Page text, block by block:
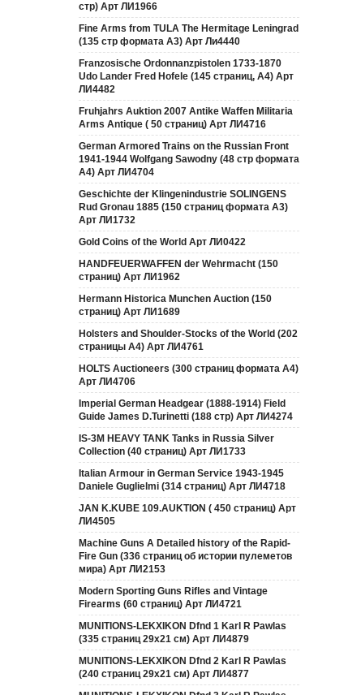
стр) Арт ЛИ1966
Fine Arms from TULA The Hermitage Leningrad
(135 стр формата А3) Арт Ли4440
Franzosische Ordonnanzpistolen 1733-1870
Udo Lander Fred Hofele (145 страниц, А4) Арт
ЛИ4482
Fruhjahrs Auktion 2007 Antike Waffen Militaria
Arms Antique ( 50 страниц) Арт ЛИ4716
German Armored Trains on the Russian Front
1941-1944 Wolfgang Sawodny (48 стр формата
А4) Арт ЛИ4704
Geschichte der Klingenindustrie SOLINGENS
Rud Gronau 1885 (150 страниц формата А3)
Арт ЛИ1732
Gold Coins of the World Арт ЛИ0422
HANDFEUERWAFFEN der Wehrmacht (150
страниц) Арт ЛИ1962
Hermann Historica Munchen Auction (150
страниц) Арт ЛИ1689
Holsters and Shoulder-Stocks of the World (202
страницы А4) Арт ЛИ4761
HOLTS Auctioneers (300 страниц формата А4)
Арт ЛИ4706
Imperial German Headgear (1888-1914) Field
Guide James D.Turinetti (188 cтр) Арт ЛИ4274
IS-3M HEAVY TANK Tanks in Russia Silver
Collection (40 страниц) Арт ЛИ1733
Italian Armour in German Service 1943-1945
Daniele Guglielmi (314 страниц) Арт ЛИ4718
JAN K.KUBE 109.AUKTION ( 450 страниц) Арт
ЛИ4505
Machine Guns A Detailed history of the Rapid-
Fire Gun (336 страниц об истории пулеметов
мира) Арт ЛИ2153
Modern Sporting Guns Rifles and Vintage
Firearms (60 страниц) Арт ЛИ4721
MUNITIONS-LEKXIKON Dfnd 1 Karl R Pawlas
(335 страниц 29х21 см) Арт ЛИ4879
MUNITIONS-LEKXIKON Dfnd 2 Karl R Pawlas
(240 страниц 29х21 см) Арт ЛИ4877